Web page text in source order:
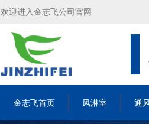
欢迎进入金志飞公司官网
金志飞首页 风淋室 通